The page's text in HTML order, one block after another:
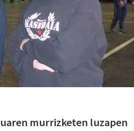
murrizketen luzapen